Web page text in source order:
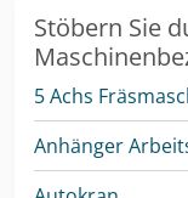
Stöbern Sie
5 Achs
Anhänger